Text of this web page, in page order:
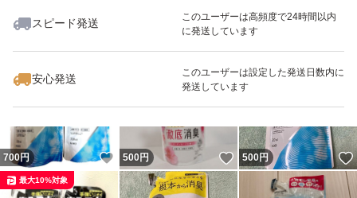
スピード発送
このユーザーは高頻度で24時間以内
に発送しています
安心発送
このユーザーは設定した発送日数内に
発送しています
いいね！
490
700円 いいね！
500円 いいね！
500円
最大10%対象